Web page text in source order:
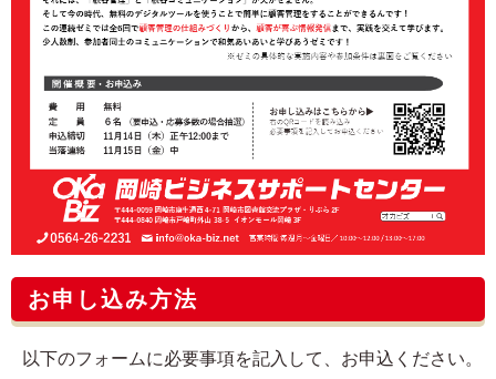
お申し込み方法
以下のフォームに必要事項を記入して、お申込ください。